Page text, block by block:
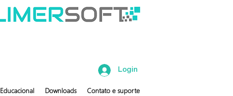
Login
Educacional Downloads Contato e suporte